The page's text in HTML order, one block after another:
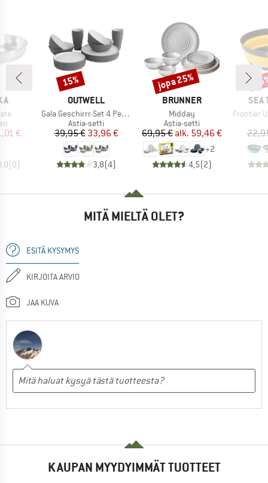
hinta
€
(0)
MERKKI
OUTWELL
Tuote
Gala Geschirrr-Set 4 Personen
Tuoteryhmä
Astia-setti
Hinta
39,95 €Alennettu hinta
33,96 €
3,8(4)
Alennus
15%
MERKKI
BRUNNER
Tuote
Midday
Tuoteryhmä
Astia-setti
Hinta
69,95 € Alennettu hinta
alk. 59,46 €
+2
4,5(2)
Alennus
jopa 25%
SEA
Tuote
Frontier
MITÄ MIELTÄ OLET?
ESITÄ KYSYMYS
KIRJOITA ARVIO
JAA KUVA
KAUPAN MYYDYIMMÄT TUOTTEET